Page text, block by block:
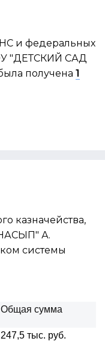
и федеральных
"ДЕТСКИЙ САД
получена 1
казначейства,
А.
системы
Общая сумма
247,5 тыс. руб.